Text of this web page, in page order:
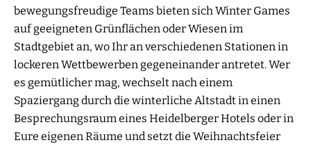
bewegungsfreudige Teams bieten sich Winter Games
auf geeigneten Grünflächen oder Wiesen im
Stadtgebiet an, wo Ihr an verschiedenen Stationen in
lockeren Wettbewerben gegeneinander antretet. Wer
es gemütlicher mag, wechselt nach einem
Spaziergang durch die winterliche Altstadt in einen
Besprechungsraum eines Heidelberger Hotels oder in
Eure eigenen Räume und setzt die Weihnachtsfeier